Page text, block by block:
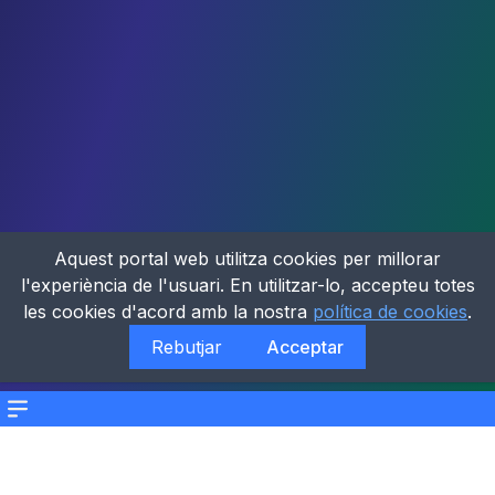
Menu
Aquest portal web utilitza cookies per millorar
l'experiència de l'usuari. En utilitzar-lo, accepteu totes
les cookies d'acord amb la nostra política de cookies.
Rebutjar
Acceptar